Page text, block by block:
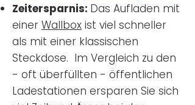
Zeitersparnis: Das Aufladen mit
einer Wallbox ist viel schneller
als mit einer klassischen
Steckdose. Im Vergleich zu den
- oft überfüllten - öffentlichen
Ladestationen ersparen Sie sich